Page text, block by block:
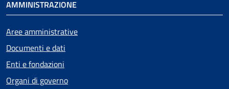
AMMINISTRAZIONE
Aree amministrative
Documenti e dati
Enti e fondazioni
Organi di governo